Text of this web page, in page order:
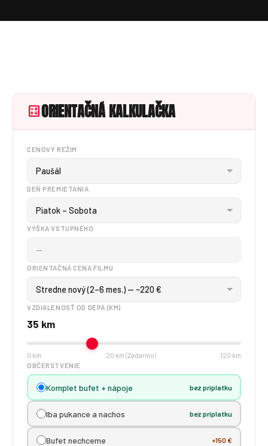
calculateORIENTAČNÁ KALKULAČKA
CENOVÝ REŽIM
DEŇ PREMIETANIA
VÝŠKA VSTUPNÉHO
—
ORIENTAČNÁ CENA FILMU
VZDIALENOSŤ OD DEPA (KM)
35 km
0 km 20 km (Zadarmo)
120 km
OBČERSTVENIE
Komplet bufet + nápoje bez príplatku
Iba pukance a nachos bez príplatku
Bufet nechceme +150 €